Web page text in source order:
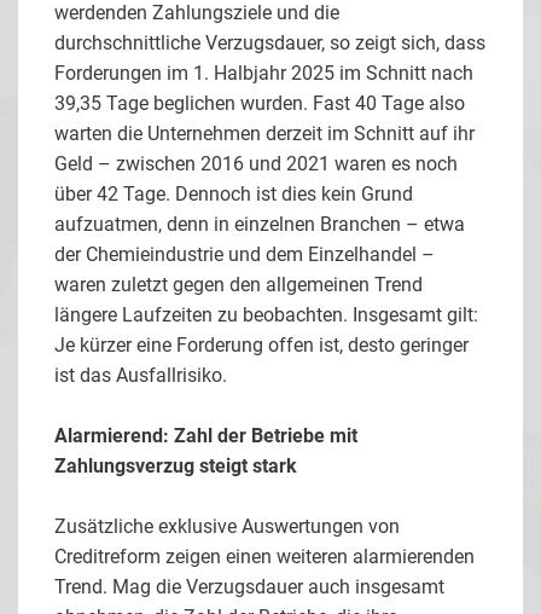
werdenden Zahlungsziele und die
durchschnittliche Verzugsdauer, so zeigt sich, dass
Forderungen im 1. Halbjahr 2025 im Schnitt nach
39,35 Tage beglichen wurden. Fast 40 Tage also
warten die Unternehmen derzeit im Schnitt auf ihr
Geld – zwischen 2016 und 2021 waren es noch
über 42 Tage. Dennoch ist dies kein Grund
aufzuatmen, denn in einzelnen Branchen – etwa
der Chemieindustrie und dem Einzelhandel –
waren zuletzt gegen den allgemeinen Trend
längere Laufzeiten zu beobachten. Insgesamt gilt:
Je kürzer eine Forderung offen ist, desto geringer
ist das Ausfallrisiko.
Alarmierend: Zahl der Betriebe mit
Zahlungsverzug steigt stark
Zusätzliche exklusive Auswertungen von
Creditreform zeigen einen weiteren alarmierenden
Trend. Mag die Verzugsdauer auch insgesamt